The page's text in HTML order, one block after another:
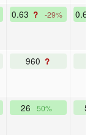
0.63 ? -29%
960 ?
26 50%